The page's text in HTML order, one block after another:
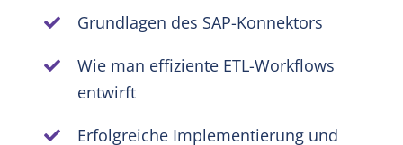
Grundlagen des SAP-Konnektors
Wie man effiziente ETL-Workflows
entwirft
Erfolgreiche Implementierung und